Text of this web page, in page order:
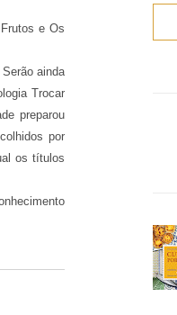
e Os
ainda
Trocar
preparou
por
os títulos